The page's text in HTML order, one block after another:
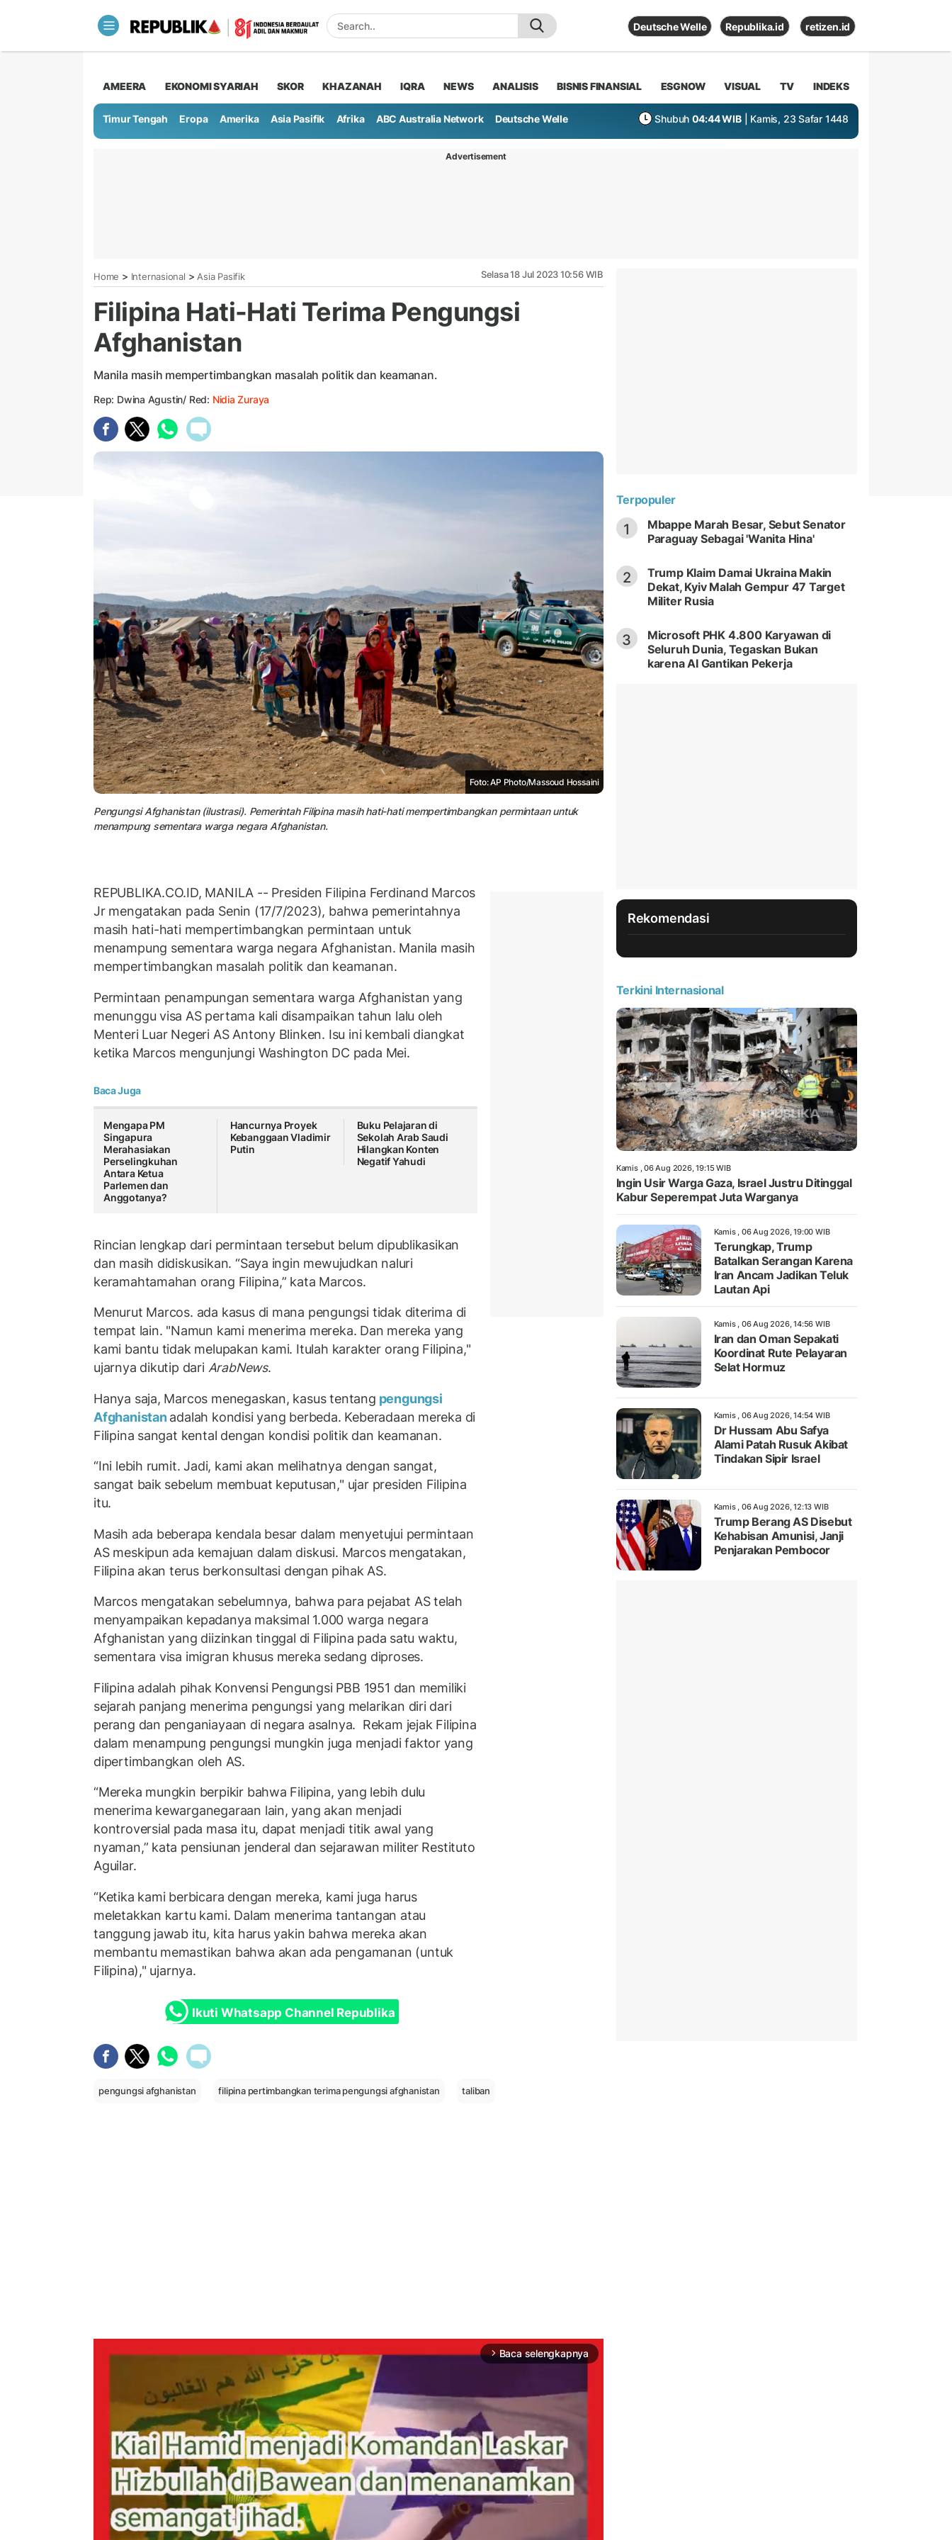
Deutsche Welle Republika.id retizen.id
AMEERA EKONOMI SYARIAH SKOR KHAZANAH IQRA NEWS ANALISIS BISNIS FINANSIAL ESGNOW VISUAL TV INDEKS
Timur Tengah Eropa Amerika Asia Pasifik Afrika ABC Australia Network Deutsche Welle Shubuh 04:44 WIB | Kamis, 23 Safar 1448
Advertisement
Home > Internasional > Asia Pasifik Selasa 18 Jul 2023 10:56 WIB
Filipina Hati-Hati Terima Pengungsi
Afghanistan
Manila masih mempertimbangkan masalah politik dan keamanan.
Rep: Dwina Agustin/ Red: Nidia Zuraya
Foto: AP Photo/Massoud Hossaini
Pengungsi Afghanistan (ilustrasi). Pemerintah Filipina masih hati-hati mempertimbangkan permintaan untuk
menampung sementara warga negara Afghanistan.
REPUBLIKA.CO.ID, MANILA -- Presiden Filipina Ferdinand Marcos
Jr mengatakan pada Senin (17/7/2023), bahwa pemerintahnya
masih hati-hati mempertimbangkan permintaan untuk
menampung sementara warga negara Afghanistan. Manila masih
mempertimbangkan masalah politik dan keamanan.
Permintaan penampungan sementara warga Afghanistan yang
menunggu visa AS pertama kali disampaikan tahun lalu oleh
Menteri Luar Negeri AS Antony Blinken. Isu ini kembali diangkat
ketika Marcos mengunjungi Washington DC pada Mei.
Baca Juga
Mengapa PM
Singapura
Merahasiakan
Perselingkuhan
Antara Ketua
Parlemen dan
Anggotanya?
Hancurnya Proyek
Kebanggaan Vladimir
Putin
Buku Pelajaran di
Sekolah Arab Saudi
Hilangkan Konten
Negatif Yahudi
Rincian lengkap dari permintaan tersebut belum dipublikasikan
dan masih didiskusikan. “Saya ingin mewujudkan naluri
keramahtamahan orang Filipina,” kata Marcos.
Menurut Marcos. ada kasus di mana pengungsi tidak diterima di
tempat lain. "Namun kami menerima mereka. Dan mereka yang
kami bantu tidak melupakan kami. Itulah karakter orang Filipina,"
ujarnya dikutip dari ArabNews.
Hanya saja, Marcos menegaskan, kasus tentang pengungsi
Afghanistanadalah kondisi yang berbeda. Keberadaan mereka di
Filipina sangat kental dengan kondisi politik dan keamanan.
“Ini lebih rumit. Jadi, kami akan melihatnya dengan sangat,
sangat baik sebelum membuat keputusan," ujar presiden Filipina
itu.
Masih ada beberapa kendala besar dalam menyetujui permintaan
AS meskipun ada kemajuan dalam diskusi. Marcos mengatakan,
Filipina akan terus berkonsultasi dengan pihak AS.
Marcos mengatakan sebelumnya, bahwa para pejabat AS telah
menyampaikan kepadanya maksimal 1.000 warga negara
Afghanistan yang diizinkan tinggal di Filipina pada satu waktu,
sementara visa imigran khusus mereka sedang diproses.
Filipina adalah pihak Konvensi Pengungsi PBB 1951 dan memiliki
sejarah panjang menerima pengungsi yang melarikan diri dari
perang dan penganiayaan di negara asalnya. Rekam jejak Filipina
dalam menampung pengungsi mungkin juga menjadi faktor yang
dipertimbangkan oleh AS.
“Mereka mungkin berpikir bahwa Filipina, yang lebih dulu
menerima kewarganegaraan lain, yang akan menjadi
kontroversial pada masa itu, dapat menjadi titik awal yang
nyaman,” kata pensiunan jenderal dan sejarawan militer Restituto
Aguilar.
“Ketika kami berbicara dengan mereka, kami juga harus
meletakkan kartu kami. Dalam menerima tantangan atau
tanggung jawab itu, kita harus yakin bahwa mereka akan
membantu memastikan bahwa akan ada pengamanan (untuk
Filipina)," ujarnya.
Ikuti Whatsapp Channel Republika
pengungsi afghanistan filipina pertimbangkan terima pengungsi afghanistan taliban
arrow_forward_ios Baca selengkapnya
Terpopuler
1
Mbappe Marah Besar, Sebut Senator
Paraguay Sebagai 'Wanita Hina'
2
Trump Klaim Damai Ukraina Makin
Dekat, Kyiv Malah Gempur 47 Target
Militer Rusia
3
Microsoft PHK 4.800 Karyawan di
Seluruh Dunia, Tegaskan Bukan
karena AI Gantikan Pekerja
Rekomendasi
Terkini Internasional
Kamis , 06 Aug 2026, 19:15 WIB
Ingin Usir Warga Gaza, Israel Justru Ditinggal
Kabur Seperempat Juta Warganya
Kamis , 06 Aug 2026, 19:00 WIB
Terungkap, Trump
Batalkan Serangan Karena
Iran Ancam Jadikan Teluk
Lautan Api
Kamis , 06 Aug 2026, 14:56 WIB
Iran dan Oman Sepakati
Koordinat Rute Pelayaran
Selat Hormuz
Kamis , 06 Aug 2026, 14:54 WIB
Dr Hussam Abu Safya
Alami Patah Rusuk Akibat
Tindakan Sipir Israel
Kamis , 06 Aug 2026, 12:13 WIB
Trump Berang AS Disebut
Kehabisan Amunisi, Janji
Penjarakan Pembocor